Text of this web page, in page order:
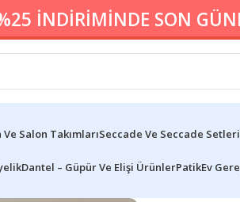
İNDİRİMİNDE SON
Ve Salon TakımlarıSeccade Ve Seccade Setleri
Dantel – Güpür Ve Elişi ÜrünlerPatikEv